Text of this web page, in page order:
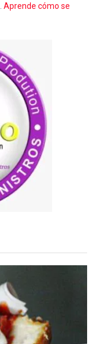
Aprende cómo se